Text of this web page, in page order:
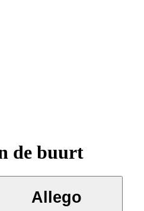
de buurt
Allego